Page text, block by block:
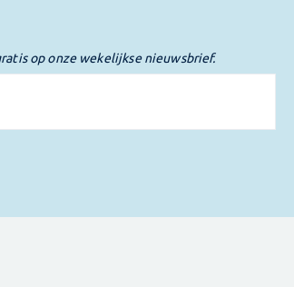
op onze wekelijkse nieuwsbrief.